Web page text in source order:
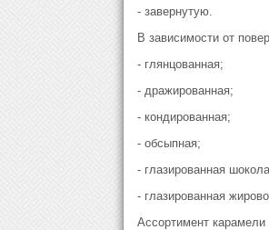
- завернутую.
В зависимости от
- глянцованная;
- дражированная;
- кондированная;
- обсыпная;
- глазированная
- глазированная
Ассортимент карамели